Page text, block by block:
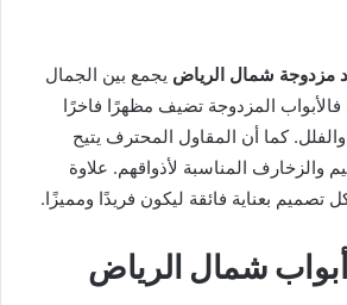
مزدوجة شمال الرياض يجمع بين الجمال
فالأبواب المزدوجة تضيف مظهرًا فاخرًا
كما أن المقاول المحترف يتيح
والزخارف المناسبة لأذواقهم. علاوة
تصميم بعناية فائقة ليكون فريدًا ومميزًا.
شمال الرياض